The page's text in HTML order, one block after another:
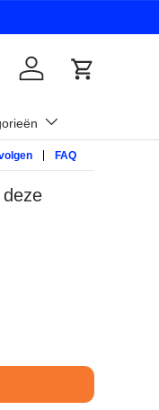
InloggenWinkelwagen
FAQ